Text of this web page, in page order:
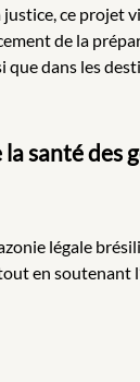
ce projet
de la
que dans les
santé des
légale
en soutenant